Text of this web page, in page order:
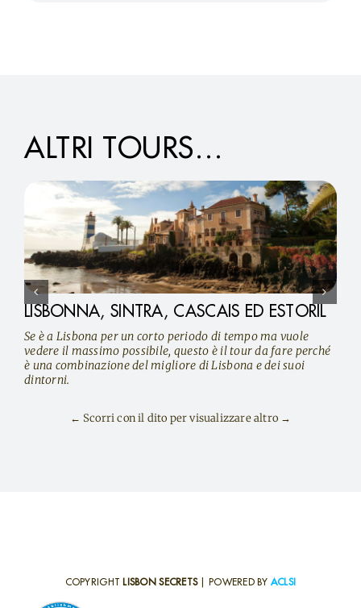
ALTRI TOURS…
LISBONNA, SINTRA, CASCAIS ED ESTORIL
Se è a Lisbona per un corto periodo di tempo ma vuole
vedere il massimo possibile, questo è il tour da fare perché
è una combinazione del migliore di Lisbona e dei suoi
dintorni.
← Scorri con il dito per visualizzare altro →
COPYRIGHT LISBON SECRETS| POWERED BY ACLSI